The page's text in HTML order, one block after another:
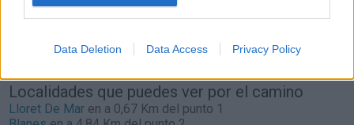
Data Deletion Data Access Privacy Policy
Estado del tráfico e incidencias de la DGT en
Actualmente no hay incidencias de tráfico cerca de
Localidades que puedes ver por el camino
Lloret De Mar en a 0,67 Km del punto 1